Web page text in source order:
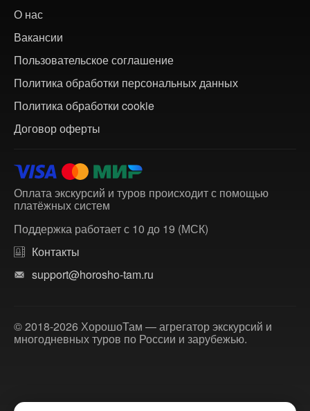
О нас
Вакансии
Пользовательское соглашение
Политика обработки персональных данных
Политика обработки cookie
Договор оферты
Оплата экскурсий и туров происходит с помощью
платёжных систем
Поддержка работает с 10 до 19 (МСК)
Контакты
support@horosho-tam.ru
© 2018-2026 ХорошоТам — агрегатор экскурсий и
многодневных туров по России и зарубежью.